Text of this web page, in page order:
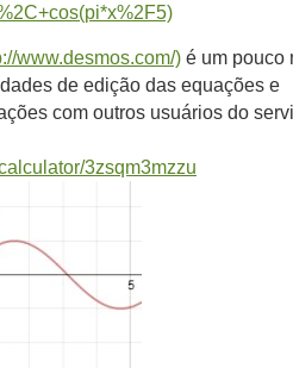
www.desmos.com/) é um pouco
de edição das equações e
com outros usuários do
3zsqm3mzzu